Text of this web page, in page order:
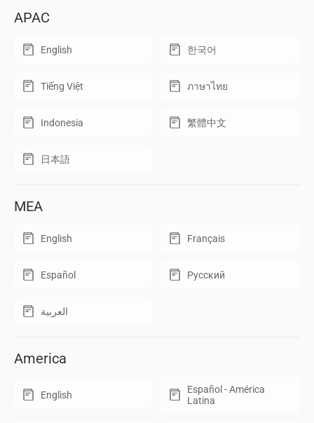
APAC
English 한국어
Tiếng Việt ภาษาไทย
Indonesia 繁體中文
日本語
MEA
English Français
Español Русский
العربية
America
English
Español - América
Latina